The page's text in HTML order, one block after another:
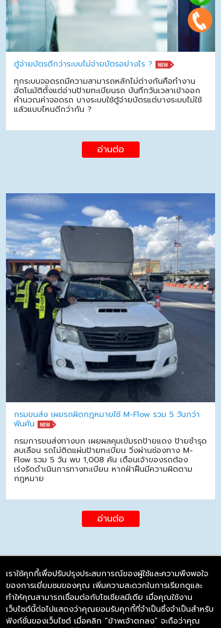
ตู้จ่ายบัตรดีกว่าระบบไม่จ่ายบัตรอย่างไร ?
ทุกระบบจอดรถมีความสามารถหลักไม่ต่างกันคือทำงาน
อัตโนมัติตั้งแต่อ่านป้ายทะเบียนรถ บันทึกวันเวลาเข้าออก
คำนวณค่าจอดรถ บางระบบใช้ตู้จ่ายบัตรแต่บางระบบไม่ใช้
แล้วแบบไหนดีกว่ากัน ?
อ่านต่อ
กรมขนส่ง เผยรถผิดกฎหมายใช้ M-Flow รวม 5 วันกว่า
พันคัน
กรมการขนส่งทางบก เผยผลคุมเข้มรถป้ายแดง ป้ายชำรุด
ลบเลือน รถไม่ติดแผ่นป้ายทะเบียน วิ่งผ่านช่องทาง M-
Flow รวม 5 วัน พบ 1,008 คัน เตือนเจ้าของรถต้อง
เร่งรัดดำเนินการทางทะเบียน หากฝ่าฝืนมีความผิดตาม
กฎหมาย
อ่านต่อ
บริษัท ซิมลิงค์ จำกัด
98/226 Bangrakyai-Baanmai Road,
Bangyai, Nonthaburi 11140
เราใช้คุกกี้เพื่อปรับปรุงประสบการณ์ของผู้ใช้และความพึงพอใจ
ของการเยี่ยมชมของคุณ เพิ่มความสะดวกในการเรียกดูและ
ทำให้คุณสามารถเชื่อมต่อกับโซเชียลมีเดีย เมื่อคุณใช้งาน
เว็บไซต์นี้ต่อไปแสดงว่าคุณยอมรับคุกกี้ที่จำเป็นซึ่งจำเป็นสำหรับ
ฟังก์ชั่นของเว็บไซต์ เมื่อคลิก “ข้าพเจ้าตกลง” จะถือว่าคุณ